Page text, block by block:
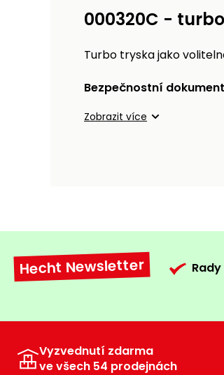
000320C -
Turbo tryska jako
Bezpečnostní
Zobrazit více
Hecht Newsletter
Vyzvednutí zdarma
ve všech 54 prodejnách